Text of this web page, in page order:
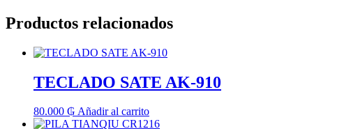
Productos relacionados
TECLADO SATE AK-910
80.000 ₲ Añadir al carrito